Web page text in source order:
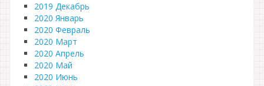
2019 Декабрь
2020 Январь
2020 Февраль
2020 Март
2020 Апрель
2020 Май
2020 Июнь